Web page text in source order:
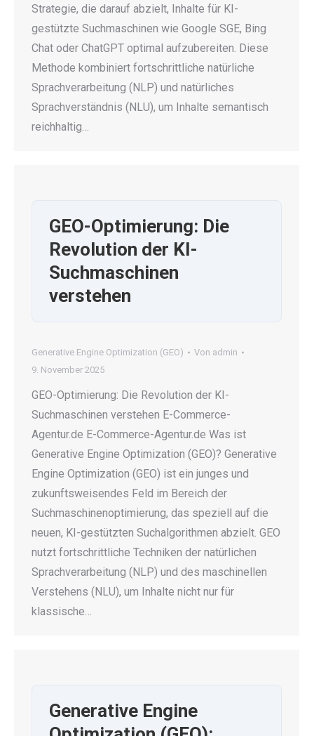
Strategie, die darauf abzielt, Inhalte für KI-
gestützte Suchmaschinen wie Google SGE, Bing
Chat oder ChatGPT optimal aufzubereiten. Diese
Methode kombiniert fortschrittliche natürliche
Sprachverarbeitung (NLP) und natürliches
Sprachverständnis (NLU), um Inhalte semantisch
reichhaltig…
GEO-Optimierung: Die
Revolution der KI-
Suchmaschinen
verstehen
Generative Engine Optimization (GEO) Von admin
9. November 2025
GEO-Optimierung: Die Revolution der KI-
Suchmaschinen verstehen E-Commerce-
Agentur.de E-Commerce-Agentur.de Was ist
Generative Engine Optimization (GEO)? Generative
Engine Optimization (GEO) ist ein junges und
zukunftsweisendes Feld im Bereich der
Suchmaschinenoptimierung, das speziell auf die
neuen, KI-gestützten Suchalgorithmen abzielt. GEO
nutzt fortschrittliche Techniken der natürlichen
Sprachverarbeitung (NLP) und des maschinellen
Verstehens (NLU), um Inhalte nicht nur für
klassische…
Generative Engine